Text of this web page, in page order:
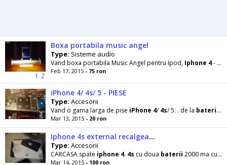
1 2
Boxa portabila music angel
Type: Sisteme audio
Vand boxa portabila Music Angel pentru Ipod, Iphone 4- 4S
Feb 17, 2015 - 75 ron
iPhone 4/ 4s/ 5 - PIESE
Type: Accesorii
Vand o gama larga de pise iPhone 4/4s/ 5. . de la baterii ,
Mar 13, 2015 - 20 ron
Iphone 4s external recalgeable bateri case
Type: Accesorii
CARCASA spate iphone 4. 4s cu doua baterii 2000 ma cu leduri ce indica incarcarea buzere
Mar 14, 2015 - 100 ron